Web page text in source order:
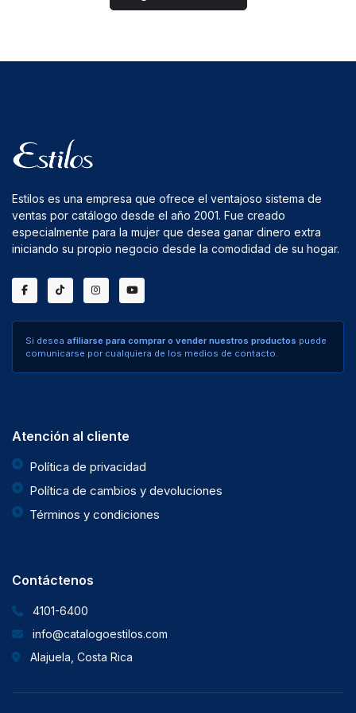
Estilos es una empresa que ofrece el ventajoso sistema de
ventas por catálogo desde el año 2001. Fue creado
especialmente para la mujer que desea ganar dinero extra
iniciando su propio negocio desde la comodidad de su hogar.
Si desea afiliarse para comprar o vender nuestros productos puede
comunicarse por cualquiera de los medios de contacto.
Atención al cliente
Política de privacidad
Política de cambios y devoluciones
Términos y condiciones
Contáctenos
4101-6400
info@catalogoestilos.com
Alajuela, Costa Rica